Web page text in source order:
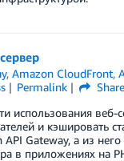
,Amazon CloudFront,
Permalink
Share
использования
и кэшировать
Gateway, а из
в приложениях на